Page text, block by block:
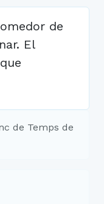
de
El
de Temps de